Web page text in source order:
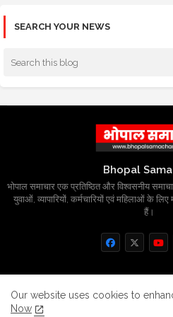
SEARCH YOUR NEWS
Bhopal
भोपाल समाचार एक प्रतिष्ठित और विश्वसनीय समाचार
युवाओं, व्यापारियों, कर्मचारियों एवं महिलाओं के
हैं।
Home About
Our website uses cookies to
Now